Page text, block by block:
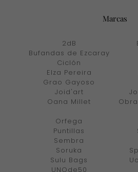
Marcas
2dB
Bufandas de Ezcaray
Ciclón
Elza Pereira
Grao Gayoso
Joid'art
Oana Millet
Orfega
Puntillas
Sembra
Soruka
Sulu Bags
UNOde50